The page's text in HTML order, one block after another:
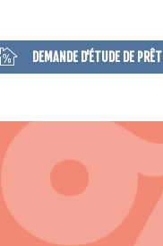
DEMANDE D'ÉTUDE DE PRÊT